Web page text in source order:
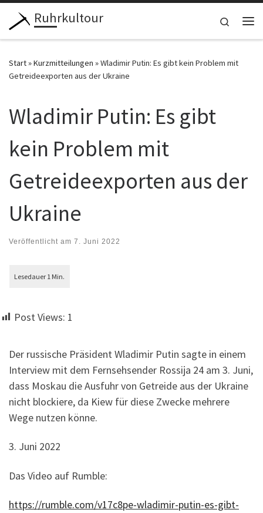
Zum Inhalt springen
Ruhrkultour
Search
Start»Kurzmitteilungen »Wladimir Putin: Es gibt kein Problem mit
Getreideexporten aus der Ukraine
Wladimir Putin: Es gibt
kein Problem mit
Getreideexporten aus der
Ukraine
Veröffentlicht am 7. Juni 2022
Post Views: 1
Der russische Präsident Wladimir Putin sagte in einem
Interview mit dem Fernsehsender Rossija 24 am 3. Juni,
dass Moskau die Ausfuhr von Getreide aus der Ukraine
nicht blockiere, da Kiew für diese Zwecke mehrere
Wege nutzen könne.
3. Juni 2022
Das Video auf Rumble:
https://rumble.com/v17c8pe-wladimir-putin-es-gibt-